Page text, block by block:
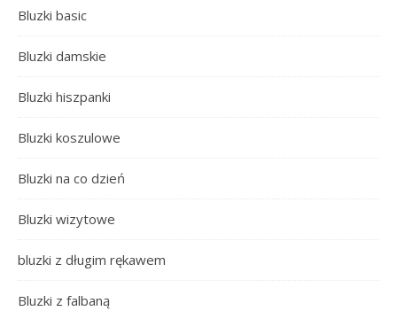
Bluzki basic
Bluzki damskie
Bluzki hiszpanki
Bluzki koszulowe
Bluzki na co dzień
Bluzki wizytowe
bluzki z długim rękawem
Bluzki z falbaną